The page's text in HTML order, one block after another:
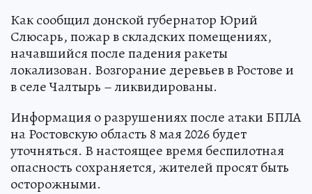
Как сообщил донской губернатор Юрий
Слюсарь, пожар в складских помещениях,
начавшийся после падения ракеты
локализован. Возгорание деревьев в Ростове и
в селе Чалтырь – ликвидированы.
Информация о разрушениях после атаки БПЛА
на Ростовскую область 8 мая 2026 будет
уточняться. В настоящее время беспилотная
опасность сохраняется, жителей просят быть
осторожными.